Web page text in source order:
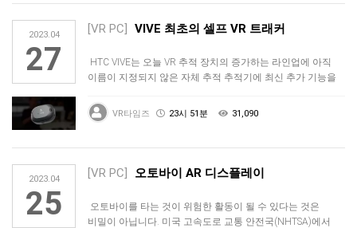
2023.04
27
[VR PC] VIVE 최초의 셀프 VR 트래커
HTC VIVE는 오늘 VR 추적 장치의 증가하는 라인업에 아직
이름이 지정되지 않은 자체 추적 추적기에 최신 추가 기능을
VR타임즈 23시 51분 31,090
2023.04
25
[VR PC] 오토바이 AR 디스플레이
오토바이를 타는 것이 위험한 활동이 될 수 있다는 것은
비밀이 아닙니다. 미국 고속도로 교통 안전국(NHTSA)에서